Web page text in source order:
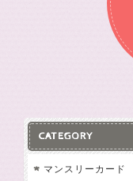
CATEGORY
マンスリーカード